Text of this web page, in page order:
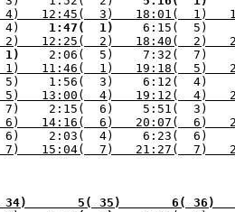
12:45(  3)   18:01(
4)
   1:47(  1)
12:25(  2)   18:40(
1)
2:06(  5)    7:32(  7)
11:46(  1)   19:18(
13:00(  4)   19:12(
14:16(  6)   20:07(
15:04(  7)   21:27(
4( 34)       5( 35)